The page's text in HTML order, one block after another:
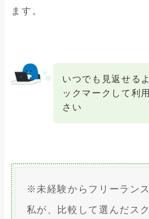
ます。
いつでも見返せる
ックマークして利
さい
※未経験からフリーラン
私が、比較して選んだス